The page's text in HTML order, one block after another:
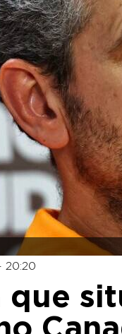
20:20
que